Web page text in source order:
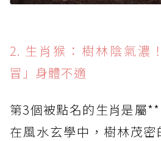
2. 生肖猴：樹林陰氣濃
冒」身體不適
第3個被點名的生肖是屬
在風水玄學中，樹林茂